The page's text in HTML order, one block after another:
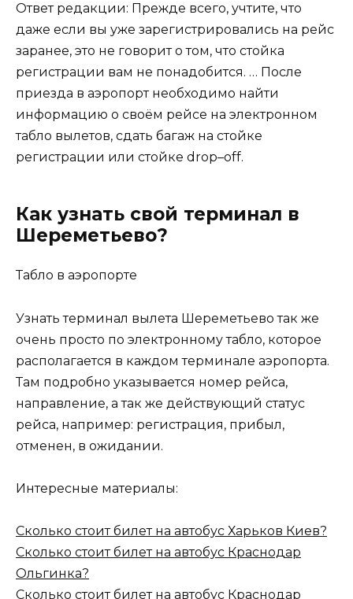
Ответ редакции: Прежде всего, учтите, что
даже если вы уже зарегистрировались на рейс
заранее, это не говорит о том, что стойка
регистрации вам не понадобится. … После
приезда в аэропорт необходимо найти
информацию о своём рейсе на электронном
табло вылетов, сдать багаж на стойке
регистрации или стойке drop–off.
Как узнать свой терминал в
Шереметьево?
Табло в аэропорте
Узнать терминал вылета Шереметьево так же
очень просто по электронному табло, которое
располагается в каждом терминале аэропорта.
Там подробно указывается номер рейса,
направление, а так же действующий статус
рейса, например: регистрация, прибыл,
отменен, в ожидании.
Интересные материалы:
Сколько стоит билет на автобус Харьков Киев?
Сколько стоит билет на автобус Краснодар
Ольгинка?
Сколько стоит билет на автобус Краснодар